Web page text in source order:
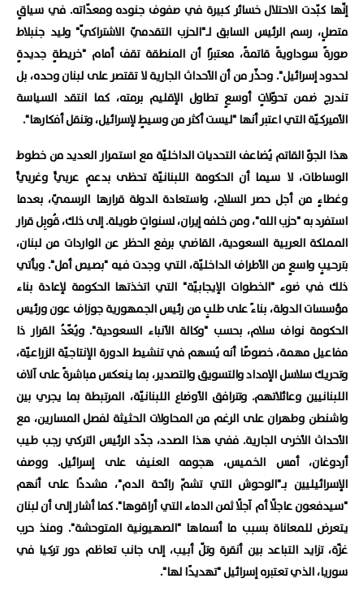
إنّها كبّدت الاحتلال خسائر كبيرة في صفوف جنوده ومعدّاته. في سياقٍ
متصلٍ، رسم الرئيس السابق لـ"الحزب التقدميّ الاشتراكيّ" وليد جنبلاط
صورةً سوداويةً قاتمةً، معتبرًا أن المنطقة تقف أمام "خريطةٍ جديدةٍ
لحدود إسرائيل". وحذّر من أن الأحداث الجارية لا تقتصر على لبنان وحده، بل
تندرج ضمن تحوّلاتٍ أوسعٍ تطاول الإقليم برمته، كما انتقد السياسة
الأميركيّة التي اعتبر أنها "ليست أكثر من وسيطٍ لإسرائيل، وتنقل أفكارها".
هذا الجوّ القاتم يُضاعف التحديات الداخليّة مع استمرار العديد من خطوط
الوساطات، لا سيما أن الحكومة اللبنانيّة تحظى بدعمٍ عربيٍّ وغربيٍّ
وغطاءٍ من أجل حصر السلاح، واستعادة الدولة قرارها الرسميّ، بعدما
استفرد به "حزب الله"، ومن خلفه إيران، لسنواتٍ طويلة. إلى ذلك، قُوبِل قرار
المملكة العربية السعودية، القاضي برفع الحظر عن الواردات ​من لبنان،
بترحيبٍ واسعٍ من الأطراف الداخليّة، التي وجدت فيه "بصيص أمل". ويأتي
ذلك في ضوء "الخطوات الإيجابيّة" التي اتخذتها الحكومة لإعادة بناء
مؤسسات الدولة، بناءً على طلبٍ من رئيس الجمهورية جوزاف عون ورئيس
الحكومة نواف سلام، بحسب "وكالة الأنباء السعودية". ويُعّدُ القرار ذا
مفاعيل مهمة، خصوصًا أنه يُسهم في تنشيط الدورة الإنتاجيّة الزراعيّة،
وتحريك سلاسل الإمداد والتسويق والتصدير، بما ينعكس مباشرةً على آلاف
اللبنانيين وعائلاتهم. وتترافق الأوضاع اللبنانيّة، المرتبطة بما يجري بين
واشنطن وطهران على الرغم من المحاولات الحثيثة لفصل المسارين، مع
الأحداث الأخرى الجارية. ففي هذا الصدد، جدّد الرئيس التركي رجب طيب
أردوغان، أمس الخميس، هجومه العنيف على إسرائيل. ووصف
الإسرائيليين بـ"الوحوش التي تشمّ رائحة الدم"، مشددًا على أنهم
"سيدفعون عاجلًا أم آجلًا ثمن الدماء التي أراقوها". كما أشار إلى أن لبنان
يتعرض للمعاناة بسبب ما أسماها "الصهيونية المتوحشة". ومنذ حرب
غزّة، تزايد التباعد بين أنقرة وتلّ أبيب، إلى جانب تعاظم دور تركيا في
سوريا، الذي تعتبره إسرائيل "تهديدًا لها".